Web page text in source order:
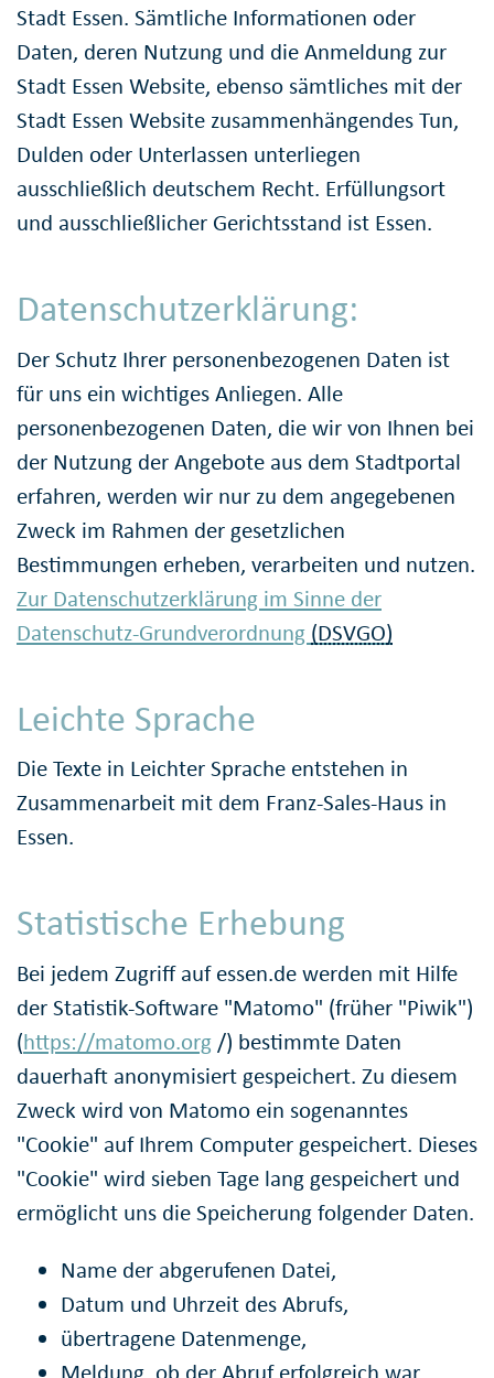
Stadt Essen. Sämtliche Informationen oder
Daten, deren Nutzung und die Anmeldung zur
Stadt Essen Website, ebenso sämtliches mit der
Stadt Essen Website zusammenhängendes Tun,
Dulden oder Unterlassen unterliegen
ausschließlich deutschem Recht. Erfüllungsort
und ausschließlicher Gerichtsstand ist Essen.
Datenschutzerklärung:
Der Schutz Ihrer personenbezogenen Daten ist
für uns ein wichtiges Anliegen. Alle
personenbezogenen Daten, die wir von Ihnen bei
der Nutzung der Angebote aus dem Stadtportal
erfahren, werden wir nur zu dem angegebenen
Zweck im Rahmen der gesetzlichen
Bestimmungen erheben, verarbeiten und nutzen.
Zur Datenschutzerklärung im Sinne der
Datenschutz-Grundverordnung (DSVGO)
Leichte Sprache
Die Texte in Leichter Sprache entstehen in
Zusammenarbeit mit dem Franz-Sales-Haus in
Essen.
Statistische Erhebung
Bei jedem Zugriff auf essen.de werden mit Hilfe
der Statistik-Software "Matomo" (früher "Piwik")
(https://matomo.org /) bestimmte Daten
dauerhaft anonymisiert gespeichert. Zu diesem
Zweck wird von Matomo ein sogenanntes
"Cookie" auf Ihrem Computer gespeichert. Dieses
"Cookie" wird sieben Tage lang gespeichert und
ermöglicht uns die Speicherung folgender Daten.
Name der abgerufenen Datei,
Datum und Uhrzeit des Abrufs,
übertragene Datenmenge,
Meldung, ob der Abruf erfolgreich war,